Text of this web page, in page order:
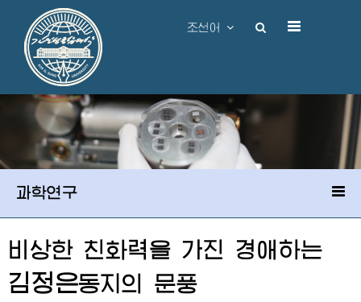
조선어
과학연구
비상한 친화력을 가진 경애하는
김정은동지 의 문풍